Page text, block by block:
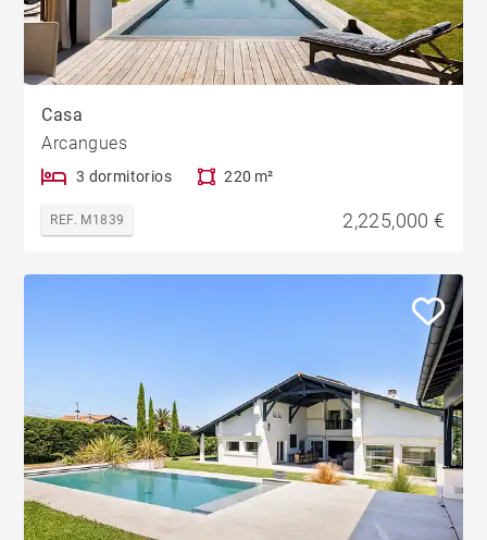
Casa
Arcangues
3 dormitorios 220 m²
REF. M1839 2,225,000 €